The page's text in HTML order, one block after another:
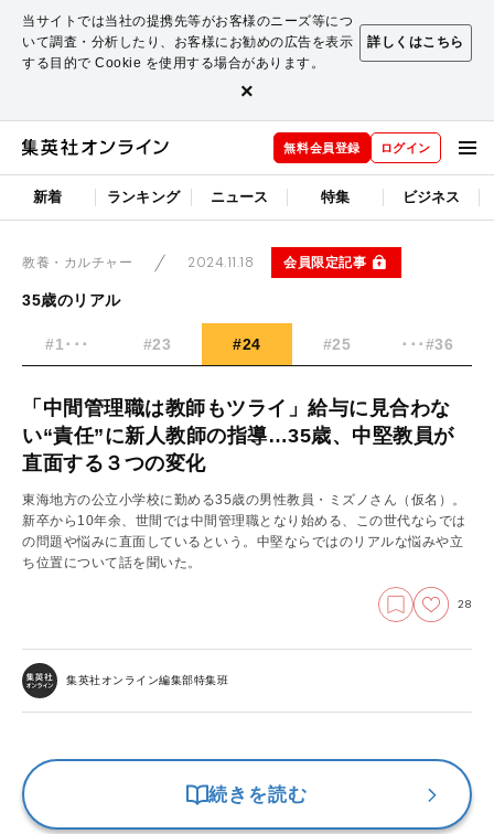
当サイトでは当社の提携先等がお客様のニーズ等につ
いて調査・分析したり、お客様にお勧めの広告を表示
する目的で Cookie を使用する場合があります。
詳しくはこちら
×
無料会員登録 ログイン
新着 ランキング ニュース 特集 ビジネス
教養・カルチャー 2024.11.18 会員限定記事
35歳のリアル
#1･･･ #23 #24 #25 ･･･#36
「中間管理職は教師もツライ」給与に見合わな
い“責任”に新人教師の指導…35歳、中堅教員が
直面する３つの変化
東海地方の公立小学校に勤める35歳の男性教員・ミズノさん（仮名）。
新卒から10年余、世間では中間管理職となり始める、この世代ならでは
の問題や悩みに直面しているという。中堅ならではのリアルな悩みや立
ち位置について話を聞いた。
28
集英社オンライン編集部特集班
続きを読む